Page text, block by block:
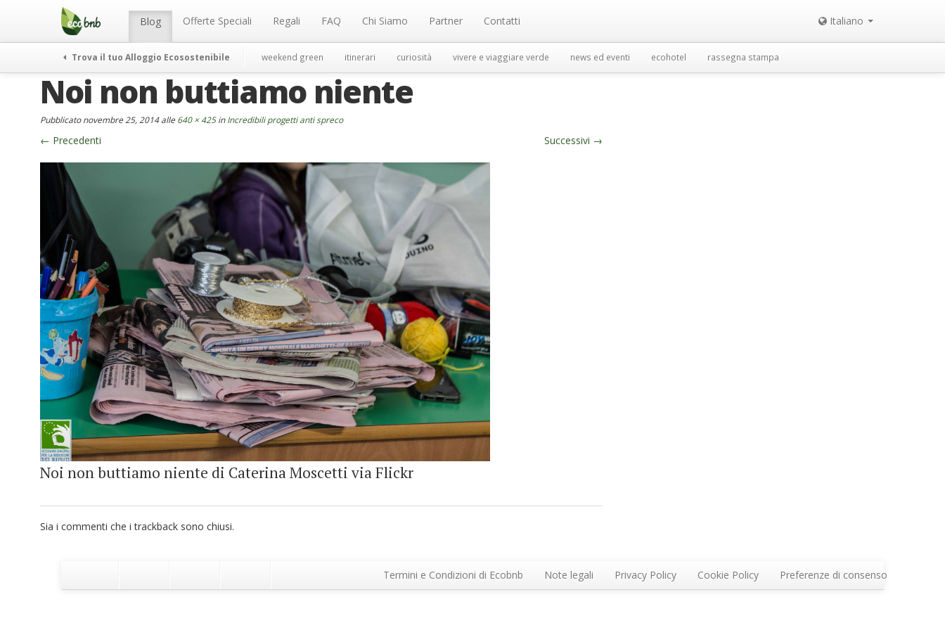
Menu Blog Offerte Speciali Regali FAQ Chi Siamo Partner Contatti Italiano
Trova il tuo Alloggio Ecosostenibile weekend green itinerari curiosità vivere e viaggiare verde news ed eventi ecohotel rassegna stampa
Noi non buttiamo niente
Pubblicatonovembre 25, 2014alle 640 × 425inIncredibili progetti anti spreco
← Precedenti Successivi →
Noi non buttiamo niente di Caterina Moscetti via Flickr
Sia i commenti che i trackback sono chiusi.
Termini e Condizioni di Ecobnb Note legali Privacy Policy Cookie Policy Preferenze di consenso